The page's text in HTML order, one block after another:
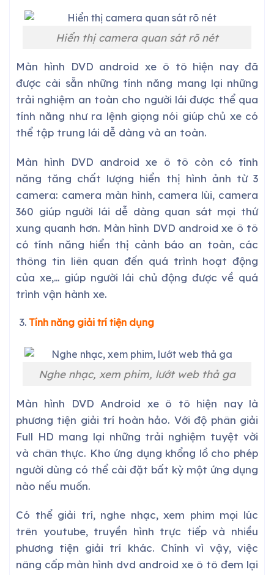
Hiển thị camera quan sát rõ nét
Màn hình DVD android xe ô tô hiện nay đã
được cài sẵn những tính năng mang lại những
trải nghiệm an toàn cho người lái được thể qua
tính năng như ra lệnh giọng nói giúp chủ xe có
thể tập trung lái dễ dàng và an toàn.
Màn hình DVD android xe ô tô còn có tính
năng tăng chất lượng hiển thị hình ảnh từ 3
camera: camera màn hình, camera lùi, camera
360 giúp người lái dễ dàng quan sát mọi thứ
xung quanh hơn. Màn hình DVD android xe ô tô
có tính năng hiển thị cảnh báo an toàn, các
thông tin liên quan đến quá trình hoạt động
của xe,… giúp người lái chủ động được về quá
trình vận hành xe.
Tính năng giải trí tiện dụng
Nghe nhạc, xem phim, lướt web thả ga
Màn hình DVD Android xe ô tô hiện nay là
phương tiện giải trí hoàn hảo. Với độ phân giải
Full HD mang lại những trải nghiệm tuyệt vời
và chân thực. Kho ứng dụng khổng lồ cho phép
người dùng có thể cài đặt bất kỳ một ứng dụng
nào nếu muốn.
Có thể giải trí, nghe nhạc, xem phim mọi lúc
trên youtube, truyền hình trực tiếp và nhiều
phương tiện giải trí khác. Chính vì vậy, việc
nâng cấp màn hình dvd android xe ô tô đem lại